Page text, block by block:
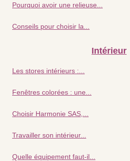
Pourquoi avoir une relieuse...
Conseils pour choisir la...
Intérieur
Les stores intérieurs :...
Fenêtres colorées : une...
Choisir Harmonie SAS,...
Travailler son intérieur...
Quelle équipement faut-il...